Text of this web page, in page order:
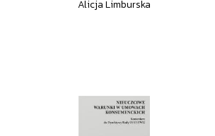
Alicja Limburska